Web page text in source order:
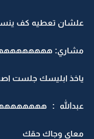
علشان تعطيه كف
مشاري:
ياخذ ابليسك جلست
عبدالله :
معاي وجاك حقك